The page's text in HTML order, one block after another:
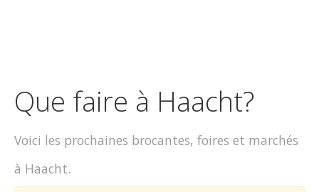
Que faire à Haacht?
Voici les prochaines brocantes, foires et marchés
à Haacht.